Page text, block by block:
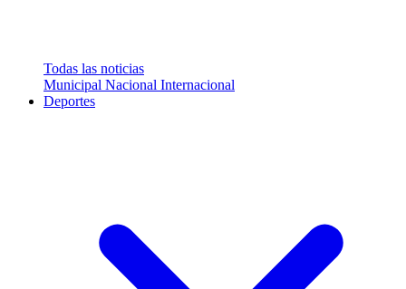
Todas las noticias
Municipal Nacional Internacional
Deportes